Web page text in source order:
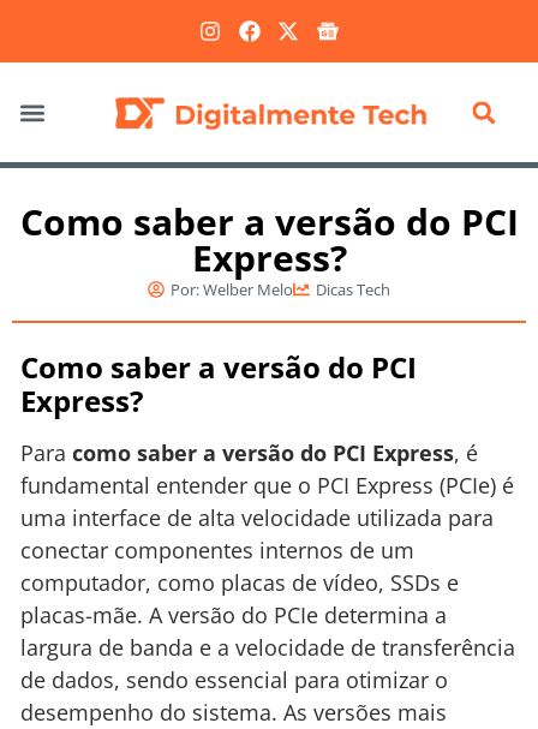
Como saber a versão do PCI
Express?
Por:Welber Melo Dicas Tech
Como saber a versão do PCI
Express?
Para como saber a versão do PCI Express, é
fundamental entender que o PCI Express (PCIe) é
uma interface de alta velocidade utilizada para
conectar componentes internos de um
computador, como placas de vídeo, SSDs e
placas-mãe. A versão do PCIe determina a
largura de banda e a velocidade de transferência
de dados, sendo essencial para otimizar o
desempenho do sistema. As versões mais